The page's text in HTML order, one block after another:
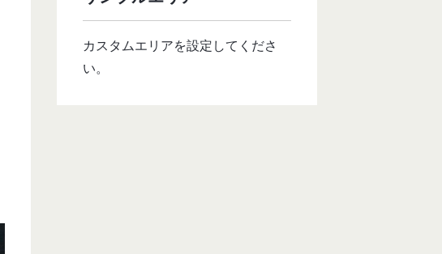
カスタムエリアを設定してくださ
い。